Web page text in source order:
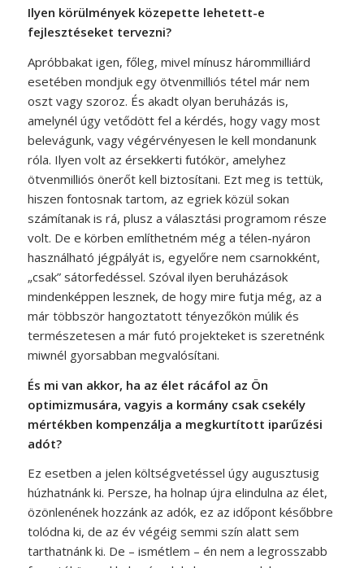
Ilyen körülmények közepette lehetett-e
fejlesztéseket tervezni?
Apróbbakat igen, főleg, mivel mínusz hárommilliárd
esetében mondjuk egy ötvenmilliós tétel már nem
oszt vagy szoroz. És akadt olyan beruházás is,
amelynél úgy vetődött fel a kérdés, hogy vagy most
belevágunk, vagy végérvényesen le kell mondanunk
róla. Ilyen volt az érsekkerti futókör, amelyhez
ötvenmilliós önerőt kell biztosítani. Ezt meg is tettük,
hiszen fontosnak tartom, az egriek közül sokan
számítanak is rá, plusz a választási programom része
volt. De e körben említhetném még a télen-nyáron
használható jégpályát is, egyelőre nem csarnokként,
„csak” sátorfedéssel. Szóval ilyen beruházások
mindenképpen lesznek, de hogy mire futja még, az a
már többször hangoztatott tényezőkön múlik és
természetesen a már futó projekteket is szeretnénk
miwnél gyorsabban megvalósítani.
És mi van akkor, ha az élet rácáfol az Ön
optimizmusára, vagyis a kormány csak csekély
mértékben kompenzálja a megkurtított iparűzési
adót?
Ez esetben a jelen költségvetéssel úgy augusztusig
húzhatnánk ki. Persze, ha holnap újra elindulna az élet,
özönlenének hozzánk az adók, ez az időpont későbbre
tolódna ki, de az év végéig semmi szín alatt sem
tarthatnánk ki. De – ismétlem – én nem a legrosszabb